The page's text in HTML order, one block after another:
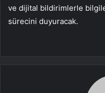
ve dijital bildirimlerle
sürecini duyuracak.